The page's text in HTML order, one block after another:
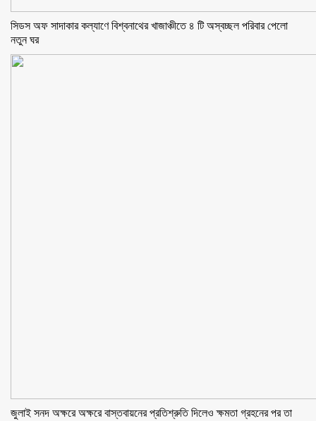
সিডস অফ সাদাকার কল্যাণে বিশ্বনাথের খাজাঞ্চীতে ৪ টি অস্বচ্ছল পরিবার পেলো
নতুন ঘর
জুলাই সনদ অক্ষরে অক্ষরে বাস্তবায়নের প্রতিশ্রুতি দিলেও ক্ষমতা গ্রহনের পর তা